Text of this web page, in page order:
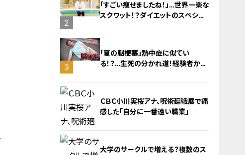
2
「すごい痩せましたね！」…世界一楽な
スクワット！？ダイエットのスペシャ
3
「夏の脳梗塞」熱中症に似てい
る！？…生死の分かれ道！経験者から
ＣＢＣ小川実桜アナ、呪術廻戦展で痛
感した「自分に一番遠い職業」
大学のサークルで増える？複数のス